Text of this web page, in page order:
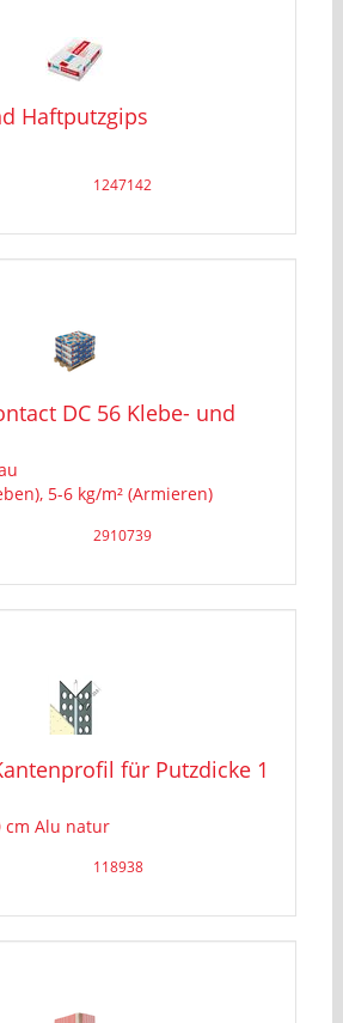
Haftputzgips
1247142
DC 56 Klebe- und
5-6 kg/m² (Armieren)
2910739
für Putzdicke 1
cm Alu natur
118938